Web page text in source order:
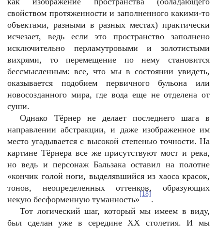
свойством протяженности и заполненного какими-то
объектами, разными в разных местах) практически
исчезает, ведь если это пространство заполнено
исключительно перламутровыми и золотистыми
вихрями, то перемещение по нему становится
бессмысленным: все, что мы в состоянии увидеть,
оказывается подобием первичного бульона или
новосозданного мира, где вода еще не отделена от
суши.
Однако Тёрнер не делает последнего шага в
направлении абстракции, и даже изображенное им
место угадывается с высокой степенью точности. На
картине Тёрнера все же присутствуют мост и река,
но ведь и персонаж Бальзака оставил на полотне
«кончик голой ноги, выделявшийся из хаоса красок,
тонов, неопределенных оттенков, образующих
некую бесформенную туманность»
[18]
.
Тот логический шаг, который мы имеем в виду,
был сделан уже в середине ХХ столетия. И мы